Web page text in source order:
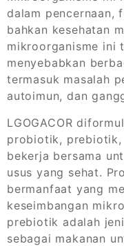
dalam pencernaan,
bahkan kesehatan
mikroorganisme ini
menyebabkan
termasuk masalah
autoimun, dan
LGOGACOR
probiotik, prebiotik,
bekerja bersama
usus yang sehat.
bermanfaat yang
keseimbangan
prebiotik adalah
sebagai makanan